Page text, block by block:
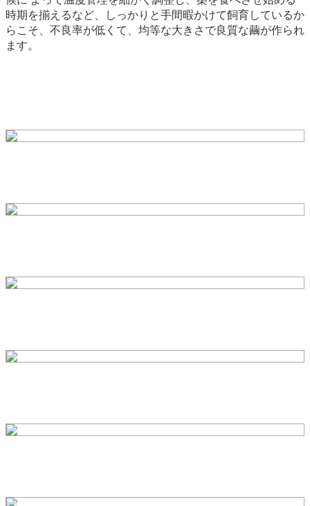
時期を揃えるなど、しっかりと手間暇かけて飼育しているか
らこそ、不良率が低くて、均等な大きさで良質な繭が作られ
ます。